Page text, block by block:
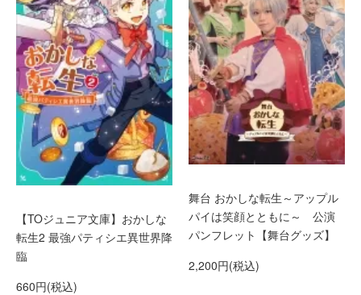
【TOジュニア文庫】おかしな
転生2 最強パティシエ異世界降
臨
660円(税込)
舞台 おかしな転生～アップル
パイは笑顔とともに～ 公演
パンフレット【舞台グッズ】
2,200円(税込)